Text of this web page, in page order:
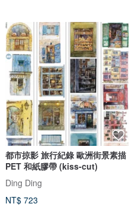
都市掠影 旅行紀錄 歐洲街景素描
PET 和紙膠帶 (kiss-cut)
Ding Ding
NT$ 723